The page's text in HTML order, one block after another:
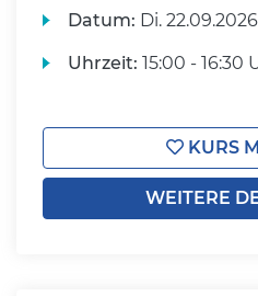
Datum: Di.
Uhrzeit: 15:00 - 16:30
KURS
WEITERE